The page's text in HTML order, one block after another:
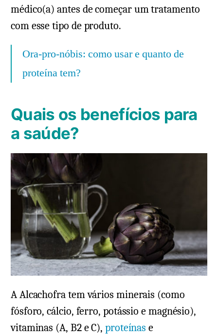
médico(a) antes de começar um tratamento
com esse tipo de produto.
Ora-pro-nóbis: como usar e quanto de
proteína tem?
Quais os benefícios para
a saúde?
A Alcachofra tem vários minerais (como
fósforo, cálcio, ferro, potássio e magnésio),
vitaminas (A, B2 e C), proteínas e